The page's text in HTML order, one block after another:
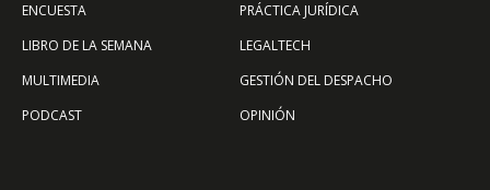
ENCUESTA
LIBRO DE LA SEMANA
MULTIMEDIA
PODCAST
PRÁCTICA JURÍDICA
LEGALTECH
GESTIÓN DEL DESPACHO
OPINIÓN